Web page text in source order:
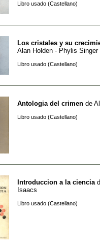
Libro usado (Castellano)
Los cristales y su
Alan Holden - Phylis Singer
Libro usado (Castellano)
Antologia del crimen de
Libro usado (Castellano)
Introduccion a la ciencia
Isaacs
Libro usado (Castellano)